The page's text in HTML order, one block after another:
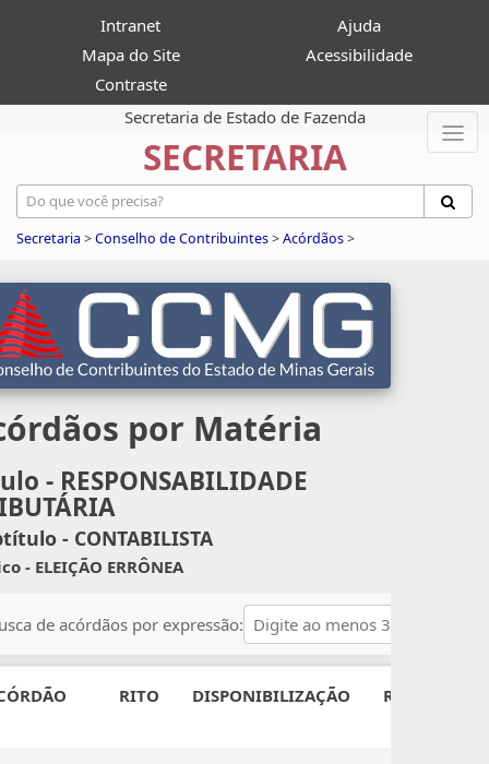
Intranet
Ajuda
Mapa do Site
Acessibilidade
Contraste
Secretaria de Estado de Fazenda
SECRETARIA
Secretaria >Conselho de Contribuintes>Acórdãos>
por Matéria
- RESPONSABILIDADE
- CONTABILISTA
- ELEIÇÃO ERRÔNEA
de acórdãos por expressão:
RITO DISPONIBILIZAÇÃO RESULTADO